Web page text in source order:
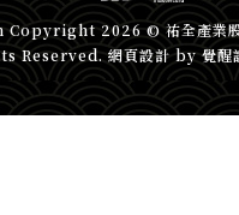
Copyright 2026 © 祐全產業股
Reserved. 網頁設計by覺醒